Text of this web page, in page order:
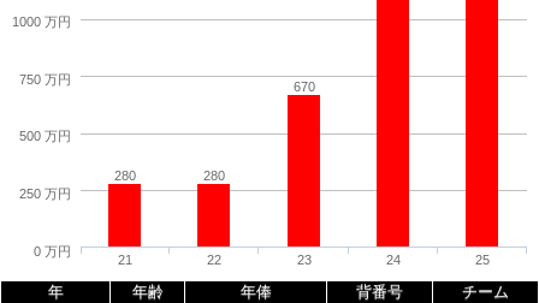
280 280
670
21 22 23 24 25
0 万円
250 万円
500 万円
750 万円
1000 万円
年 年齢 年俸 背番号
チーム